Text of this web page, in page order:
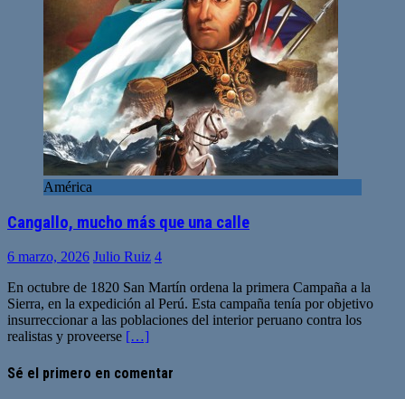
América
Cangallo, mucho más que una calle
6 marzo, 2026 Julio Ruiz 4
En octubre de 1820 San Martín ordena la primera Campaña a la
Sierra, en la expedición al Perú. Esta campaña tenía por objetivo
insurreccionar a las poblaciones del interior peruano contra los
realistas y proveerse […]
Sé el primero en comentar